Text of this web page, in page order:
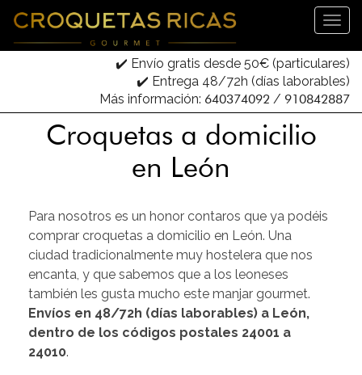
✔️ Envío gratis desde 50€ (particulares)
✔️ Entrega 48/72h (días laborables)
Más información: 640374092 / 910842887
Croquetas a domicilio
en León
Para nosotros es un honor contaros que ya podéis
comprar croquetas a domicilio en León. Una
ciudad tradicionalmente muy hostelera que nos
encanta, y que sabemos que a los leoneses
también les gusta mucho este manjar gourmet.
Envíos en 48/72h (días laborables) a León,
dentro de los códigos postales 24001 a
24010.